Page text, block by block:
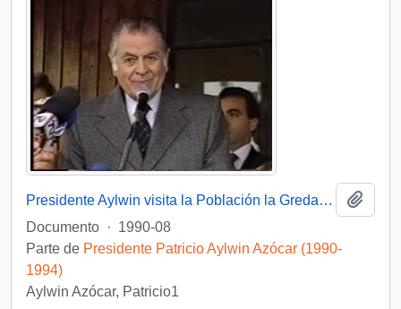
Presidente Aylwin visita la Población la Greda en gira VIII Región: video
Documento · 1990-08
Parte de Presidente Patricio Aylwin Azócar (1990-
1994)
Aylwin Azócar, Patricio1